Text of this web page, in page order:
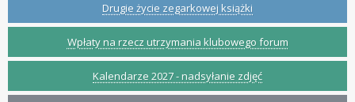
Drugie życie zegarkowej książki
Wpłaty na rzecz utrzymania klubowego forum
Kalendarze 2027 - nadsyłanie zdjęć